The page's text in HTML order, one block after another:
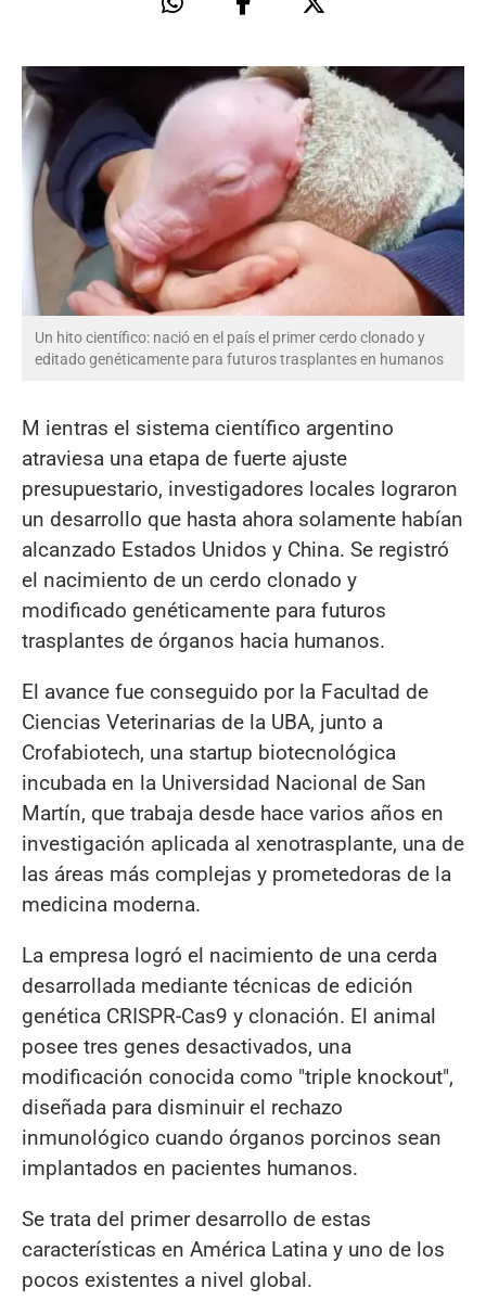
Un hito científico: nació en el país el primer cerdo clonado y
editado genéticamente para futuros trasplantes en humanos
M ientras el sistema científico argentino
atraviesa una etapa de fuerte ajuste
presupuestario, investigadores locales lograron
un desarrollo que hasta ahora solamente habían
alcanzado Estados Unidos y China. Se registró
el nacimiento de un cerdo clonado y
modificado genéticamente para futuros
trasplantes de órganos hacia humanos.
El avance fue conseguido por la Facultad de
Ciencias Veterinarias de la UBA, junto a
Crofabiotech, una startup biotecnológica
incubada en la Universidad Nacional de San
Martín, que trabaja desde hace varios años en
investigación aplicada al xenotrasplante, una de
las áreas más complejas y prometedoras de la
medicina moderna.
La empresa logró el nacimiento de una cerda
desarrollada mediante técnicas de edición
genética CRISPR-Cas9 y clonación. El animal
posee tres genes desactivados, una
modificación conocida como "triple knockout",
diseñada para disminuir el rechazo
inmunológico cuando órganos porcinos sean
implantados en pacientes humanos.
Se trata del primer desarrollo de estas
características en América Latina y uno de los
pocos existentes a nivel global.